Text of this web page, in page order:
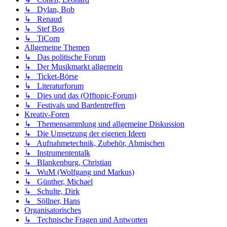
↳ Dylan, Bob
↳ Renaud
↳ Stef Bos
↳ TiCorn
Allgemeine Themen
↳ Das politische Forum
↳ Der Musikmarkt allgemein
↳ Ticket-Börse
↳ Literaturforum
↳ Dies und das (Offtopic-Forum)
↳ Festivals und Bardentreffen
Kreativ-Foren
↳ Themensammlung und allgemeine Diskussion
↳ Die Umsetzung der eigenen Ideen
↳ Aufnahmetechnik, Zubehör, Abmischen
↳ Instrumententalk
↳ Blankenburg, Christian
↳ WuM (Wolfgang und Markus)
↳ Günther, Michael
↳ Schulte, Dirk
↳ Söllner, Hans
Organisatorisches
↳ Technische Fragen und Antworten